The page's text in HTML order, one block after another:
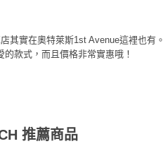
其實在奧特萊斯1st Avenue這裡也有。
款式，而且價格非常實惠哦！
推薦商品